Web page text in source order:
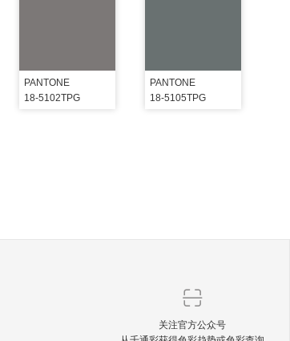
PANTONE
18-5102TPG
PANTONE
18-5105TPG
关注官方公众号